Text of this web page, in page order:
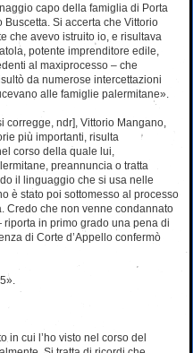
capo della famiglia di Porta
Si accerta che Vittorio
che avevo istruito io, e risultava
potente imprenditore edile,
al maxiprocesso – che
da numerose intercettazioni
alle famiglie palermitane».
ndr], Vittorio Mangano,
più importanti, risulta
corso della quale lui,
preannuncia o tratta
il linguaggio che si usa nelle
è stato poi sottomesso al processo
Credo che non venne condannato
in primo grado una pena di
di Corte d’Appello confermò
in cui l’ho visto nel corso del